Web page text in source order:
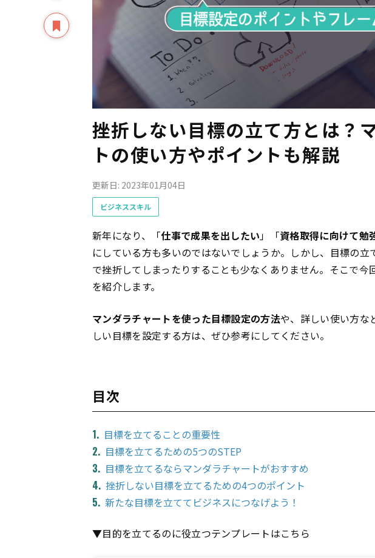
挫折しない目標の立て方とは？
トの使い方やポイントも解説
更新日: 2023年01月04日
ビジネススキル
新年になり、「仕事で成果を出したい」「資格取得に向けて勉
にしている方も多いのではないでしょうか。しかし、目標の立
で挫折してしまったりすることも少なくありません。そこで今
を紹介します。
マンダラチャートを使った目標設定の方法や、詳しい使い方な
しい目標を設定する方は、ぜひ参考にしてください。
目次
目標を立てることの重要性
目標を立てるための5つのSTEP
目標を立てるならマンダラチャートがおすすめ
挫折しない目標を立てるための4つのポイント
新たな目標を立ててビジネスにつなげよう！
▼目的を立てるのに役立つテンプレートはこちら